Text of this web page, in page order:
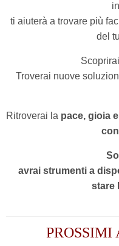
ti aiuterà a trovare più
del
Troverai nuove
Ritroverai la pace, gioia
avrai strumenti a
stare
PROSSIMI